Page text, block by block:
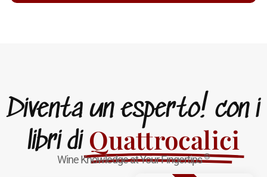
Diventa un esperto! con i
libri di Quattrocalici
Wine Knowledge at Your Fingertips®